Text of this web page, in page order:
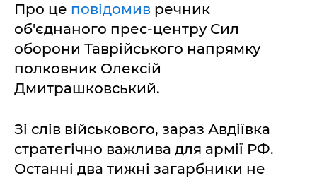
Про це повідомив речник
об'єднаного прес-центру Сил
оборони Таврійського напрямку
полковник Олексій
Дмитрашковський.
Зі слів військового, зараз Авдіївка
стратегічно важлива для армії РФ.
Останні два тижні загарбники не